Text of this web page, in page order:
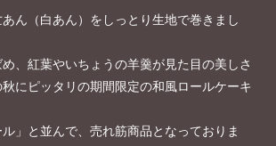
ん（白あん）をしっとり生地で巻きまし
、紅葉やいちょうの羊羹が見た目の美しさ
にピッタリの期間限定の和風ロールケーキ
」と並んで、売れ筋商品となっておりま